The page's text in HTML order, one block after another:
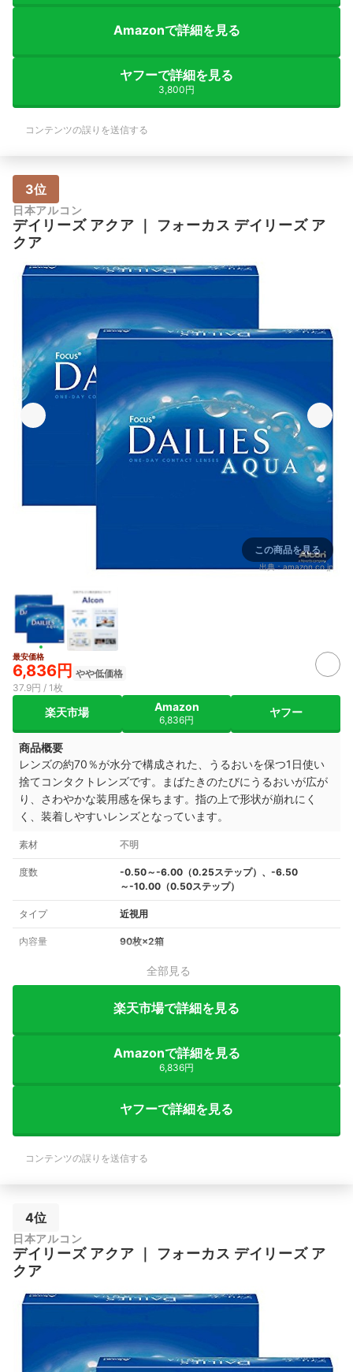
Amazonで詳細を見る
ヤフーで詳細を見る
3,800円
コンテンツの誤りを送信する
3位
日本アルコン
デイリーズ アクア ｜
フォーカス デイリーズ ア
クア
この商品を見る
出典：amazon.co.jp
最安価格
6,836円 やや低価格
37.9円 / 1枚
楽天市場 Amazon
6,836円
ヤフー
商品概要
レンズの約70％が水分で構成された、うるおいを保つ1日使い
捨てコンタクトレンズです。まばたきのたびにうるおいが広が
り、さわやかな装用感を保ちます。指の上で形状が崩れにく
く、装着しやすいレンズとなっています。
素材 不明
度数
-0.50～-6.00（0.25ステップ）、-6.50
～-10.00（0.50ステップ）
タイプ 近視用
内容量 90枚×2箱
全部見る
楽天市場で詳細を見る
Amazonで詳細を見る
6,836円
ヤフーで詳細を見る
コンテンツの誤りを送信する
4位
日本アルコン
デイリーズ アクア ｜
フォーカス デイリーズ ア
クア